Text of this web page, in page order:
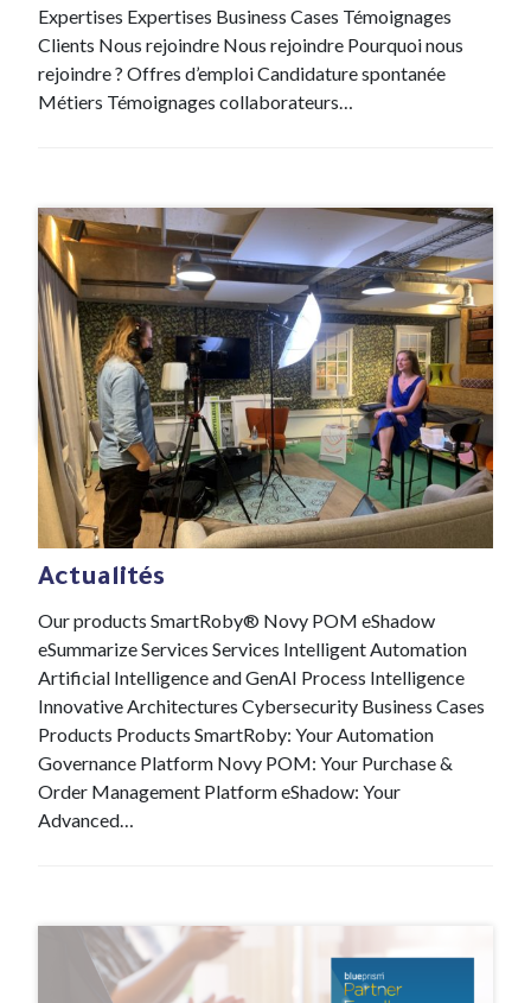
Expertises Expertises Business Cases Témoignages
Clients Nous rejoindre Nous rejoindre Pourquoi nous
rejoindre ? Offres d’emploi Candidature spontanée
Métiers Témoignages collaborateurs…
#News
21 Jan , 2022
Actualités
Our products SmartRoby® Novy POM eShadow
eSummarize Services Services Intelligent Automation
Artificial Intelligence and GenAI Process Intelligence
Innovative Architectures Cybersecurity Business Cases
Products Products SmartRoby: Your Automation
Governance Platform Novy POM: Your Purchase &
Order Management Platform eShadow: Your
Advanced…